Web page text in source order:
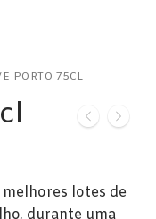
PORTO 75CL
lotes de
durante uma